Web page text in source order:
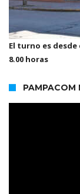
El turno es desde
8.00 horas
PAMPACOM